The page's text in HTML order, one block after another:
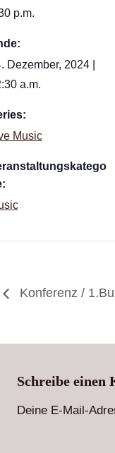
p.m.
Dezember, 2024 |
a.m.
Music
Konferenz /
Schreibe einen
Deine E-Mail-